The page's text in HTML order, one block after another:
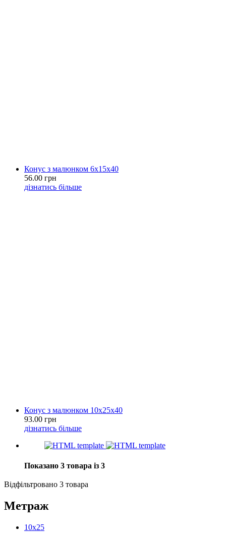
Конус з малюнком 6х15х40
56.00 грн
дізнатись більше
Конус з малюнком 10х25х40
93.00 грн
дізнатись більше
Показано 3 товара із 3
Відфільтровано 3 товара
Метраж
10х25